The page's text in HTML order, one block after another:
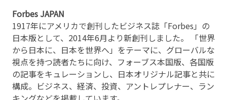
Forbes JAPAN
1917年にアメリカで創刊したビジネス誌「Forbes」の
日本版として、2014年6月より新創刊しました。 「世界
から日本に、日本を世界へ」をテーマに、グローバルな
視点を持つ読者たちに向け、フォーブス本国版、各国版
の記事をキュレーションし、日本オリジナル記事と共に
構成。ビジネス、経済、投資、アントレプレナー、ラン